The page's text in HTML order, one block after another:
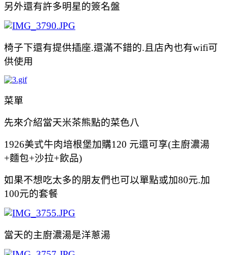
另外還有許多明星的簽名盤
椅子下還有提供插座.還滿不錯的.且店內也有wifi可
供使用
菜單
先來介紹當天米茶熊點的菜色八
1926美式牛肉培根堡加購120 元還可享(主廚濃湯
+麵包+沙拉+飲品)
如果不想吃太多的朋友們也可以單點或加80元.加
100元的套餐
當天的主廚濃湯是洋蔥湯